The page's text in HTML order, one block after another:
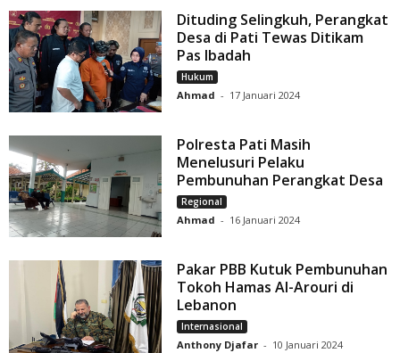
Dituding Selingkuh, Perangkat
Desa di Pati Tewas Ditikam
Pas Ibadah
Hukum
Ahmad - 17 Januari 2024
Polresta Pati Masih
Menelusuri Pelaku
Pembunuhan Perangkat Desa
Regional
Ahmad - 16 Januari 2024
Pakar PBB Kutuk Pembunuhan
Tokoh Hamas Al-Arouri di
Lebanon
Internasional
Anthony Djafar - 10 Januari 2024